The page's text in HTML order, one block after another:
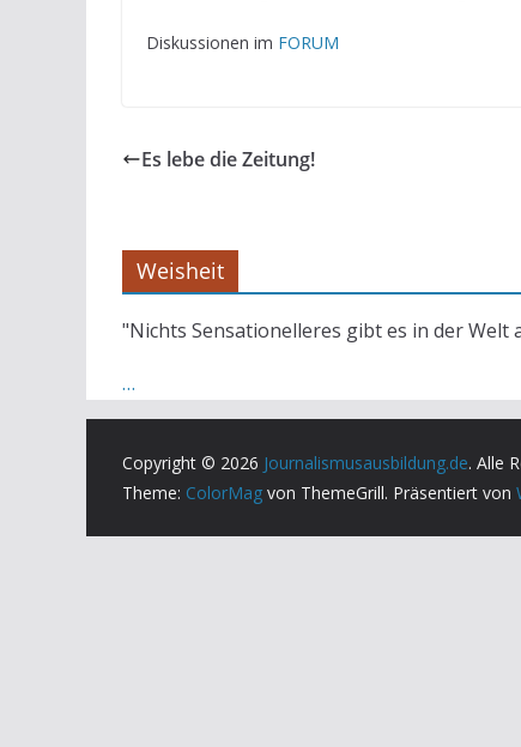
Diskussionen im FORUM
Es lebe die Zeitung!
Weisheit
"Nichts Sensationelleres gibt es in der Welt
…
Copyright © 2026 Journalismusausbildung.de. Alle
Theme: ColorMag von ThemeGrill. Präsentiert von